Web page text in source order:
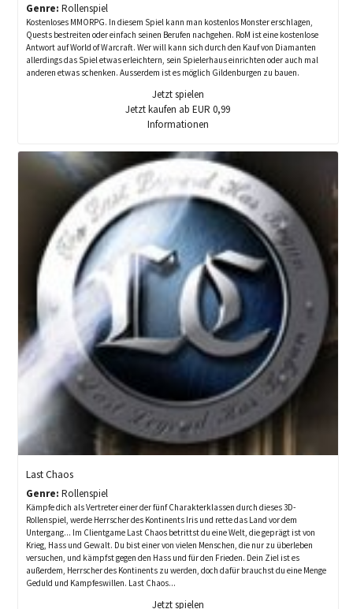
Genre: Rollenspiel
Kostenloses MMORPG. In diesem Spiel kann man kostenlos Monster erschlagen,
Quests bestreiten oder einfach seinen Berufen nachgehen. RoM ist eine kostenlose
Antwort auf World of Warcraft. Wer will kann sich durch den Kauf von Diamanten
allerdings das Spiel etwas erleichtern, sein Spielerhaus einrichten oder auch mal
anderen etwas schenken. Ausserdem ist es möglich Gildenburgen zu bauen.
Jetzt spielen
Jetzt kaufen ab EUR 0,99
Informationen
Last Chaos
Genre: Rollenspiel
Kämpfe dich als Vertreter einer der fünf Charakterklassen durch dieses 3D-
Rollenspiel, werde Herrscher des Kontinents Iris und rette das Land vor dem
Untergang... Im Clientgame Last Chaos betrittst du eine Welt, die geprägt ist von
Krieg, Hass und Gewalt. Du bist einer von vielen Menschen, die nur zu überleben
versuchen, und kämpfst gegen den Hass und für den Frieden. Dein Ziel ist es
außerdem, Herrscher des Kontinents zu werden, doch dafür brauchst du eine Menge
Geduld und Kampfeswillen. Last Chaos...
Jetzt spielen